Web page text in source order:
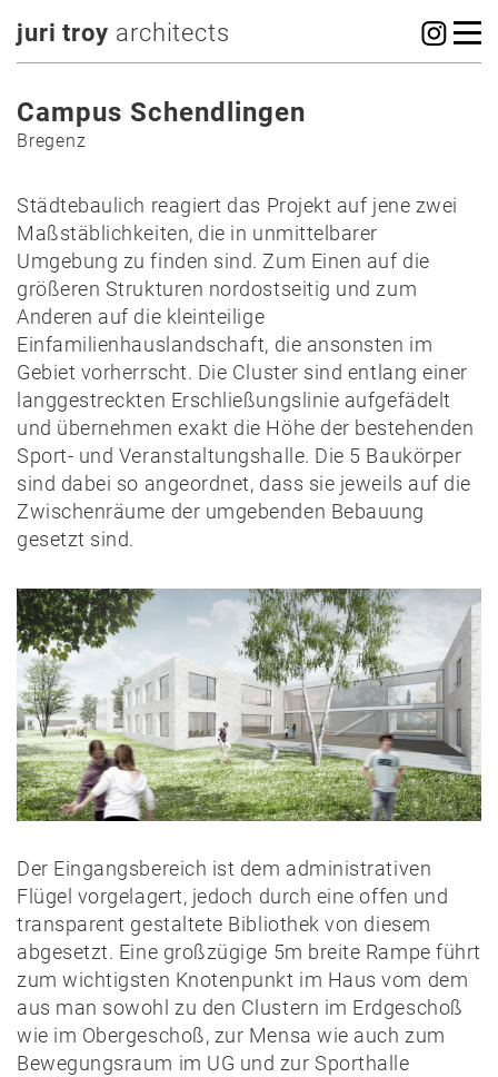
juri troy architects
Campus Schendlingen
Bregenz
Städtebaulich reagiert das Projekt auf jene zwei
Maßstäblichkeiten, die in unmittelbarer
Umgebung zu finden sind. Zum Einen auf die
größeren Strukturen nordostseitig und zum
Anderen auf die kleinteilige
Einfamilienhauslandschaft, die ansonsten im
Gebiet vorherrscht. Die Cluster sind entlang einer
langgestreckten Erschließungslinie aufgefädelt
und übernehmen exakt die Höhe der bestehenden
Sport- und Veranstaltungshalle. Die 5 Baukörper
sind dabei so angeordnet, dass sie jeweils auf die
Zwischenräume der umgebenden Bebauung
gesetzt sind.
Der Eingangsbereich ist dem administrativen
Flügel vorgelagert, jedoch durch eine offen und
transparent gestaltete Bibliothek von diesem
abgesetzt. Eine großzügige 5m breite Rampe führt
zum wichtigsten Knotenpunkt im Haus vom dem
aus man sowohl zu den Clustern im Erdgeschoß
wie im Obergeschoß, zur Mensa wie auch zum
Bewegungsraum im UG und zur Sporthalle